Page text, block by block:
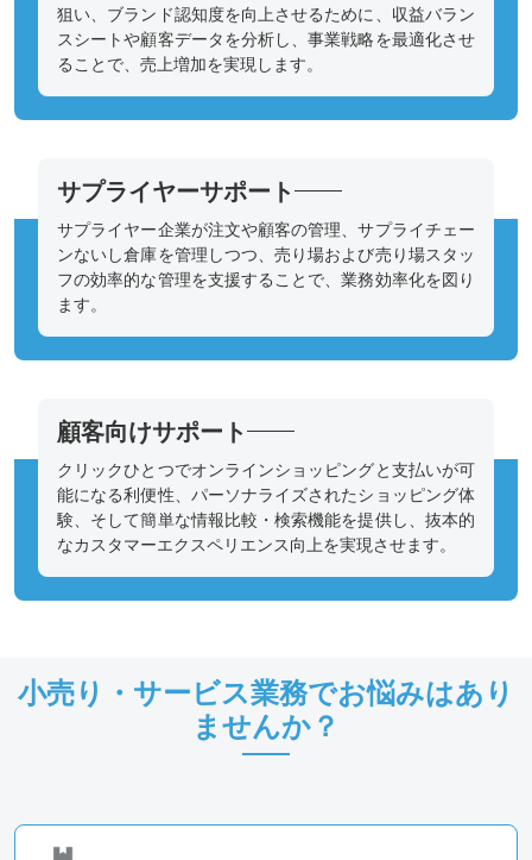
狙い、ブランド認知度を向上させるために、収益バラン
スシートや顧客データを分析し、事業戦略を最適化させ
ることで、売上増加を実現します。
サプライヤーサポート
サプライヤー企業が注文や顧客の管理、サプライチェー
ンないし倉庫を管理しつつ、売り場および売り場スタッ
フの効率的な管理を支援することで、業務効率化を図り
ます。
顧客向けサポート
クリックひとつでオンラインショッピングと支払いが可
能になる利便性、パーソナライズされたショッピング体
験、そして簡単な情報比較・検索機能を提供し、抜本的
なカスタマーエクスペリエンス向上を実現させます。
小売り・サービス業務でお悩みはあり
ませんか？